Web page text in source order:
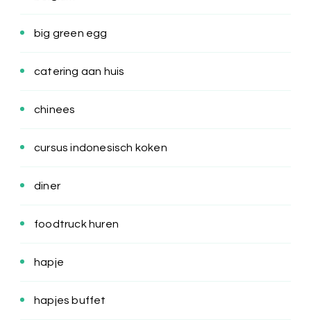
big green egg
catering aan huis
chinees
cursus indonesisch koken
diner
foodtruck huren
hapje
hapjes buffet